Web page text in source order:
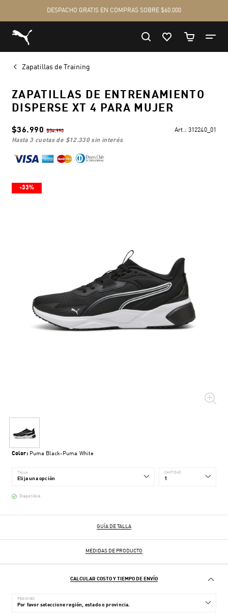
Zapatillas de Training
ZAPATILLAS DE ENTRENAMIENTO
DISPERSE XT 4 PARA MUJER
$36.990 $54.990 Art.: 312240_01
hasta 3 cuotas de $12.330sin interés
-33%
Color: Puma Black-Puma White
TALLA CANTIDAD
Disponible
GUÍA DE TALLA
MEDIDAS DE PRODUCTO
CALCULAR COSTO Y TIEMPO DE ENVÍO
REGIONES